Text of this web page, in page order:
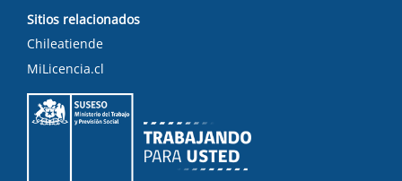
Sitios relacionados
Chileatiende
MiLicencia.cl